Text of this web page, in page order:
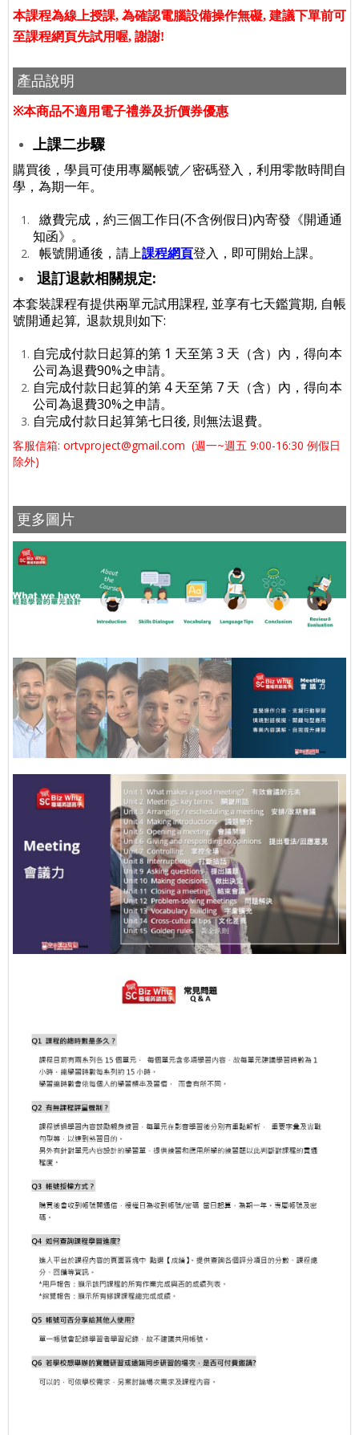
本課程為線上授課, 為確認電腦設備操作無礙, 建議下單前可
至課程網頁先試用喔, 謝謝!
產品說明
※本商品不適用電子禮券及折價券優惠
上課二步驟
購買後，學員可使用專屬帳號／密碼登入，利用零散時間自
學，為期一年。
繳費完成， 約三個工作日(不含例假日)內寄發《開通通
知函》。
帳號開通後，請上課程網頁登入，即可開始上課。​
退訂退款相關規定:
本套裝課程有提供兩單元試用課程, 並享有七天鑑賞期, 自帳
號開通起算, 退款規則如下:
自完成付款日起算的第 1 天至第 3 天（含）內，得向本
公司為退費90%之申請。
自完成付款日起算的第 4 天至第 7 天（含）內，得向本
公司為退費30%之申請。
自完成付款日起算第七日後, 則無法退費。
客服信箱: ortvproject@gmail.com (週一~週五 9:00-16:30 例假日
除外)
更多圖片